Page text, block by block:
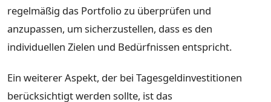
regelmäßig das Portfolio zu überprüfen und
anzupassen, um sicherzustellen, dass es den
individuellen Zielen und Bedürfnissen entspricht.
Ein weiterer Aspekt, der bei Tagesgeldinvestitionen
berücksichtigt werden sollte, ist das